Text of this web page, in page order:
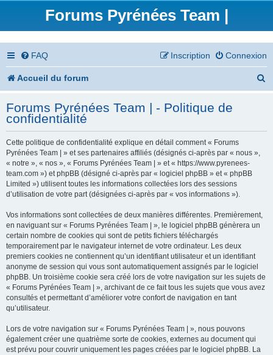
Forums Pyrénées Team |
FAQ Connexion
Inscription
Accueil du forum
h
Forums Pyrénées Team | - Politique de
confidentialité
Cette politique de confidentialité explique en détail comment « Forums
Pyrénées Team | » et ses partenaires affiliés (désignés ci-après par « nous »,
« notre », « nos », « Forums Pyrénées Team | » et « https://www.pyrenees-
team.com ») et phpBB (désigné ci-après par « logiciel phpBB » et « phpBB
Limited ») utilisent toutes les informations collectées lors des sessions
d’utilisation de votre part (désignées ci-après par « vos informations »).
Vos informations sont collectées de deux manières différentes. Premièrement,
en naviguant sur « Forums Pyrénées Team | », le logiciel phpBB génèrera un
certain nombre de cookies qui sont de petits fichiers téléchargés
temporairement par le navigateur internet de votre ordinateur. Les deux
premiers cookies ne contiennent qu’un identifiant utilisateur et un identifiant
anonyme de session qui vous sont automatiquement assignés par le logiciel
phpBB. Un troisième cookie sera créé lors de votre navigation sur les sujets de
« Forums Pyrénées Team | », archivant de ce fait tous les sujets que vous avez
consultés et permettant d’améliorer votre confort de navigation en tant
qu’utilisateur.
Lors de votre navigation sur « Forums Pyrénées Team | », nous pouvons
également créer une quatrième sorte de cookies, externes au document qui
est prévu pour couvrir uniquement les pages créées par le logiciel phpBB. La